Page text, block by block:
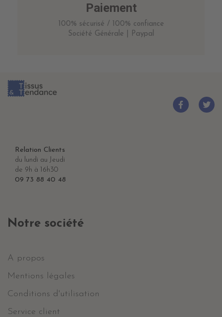
Paiement
100% sécurisé / 100% confiance
Société Générale | Paypal
Relation Clients
du lundi au Jeudi
de 9h à 16h30
09 73 88 40 48
Notre société
A propos
Mentions légales
Conditions d'utilisation
Service client